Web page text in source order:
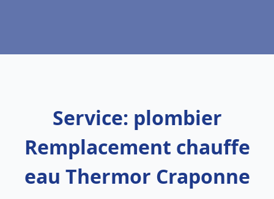
Service: plombier
Remplacement chauffe
eau Thermor Craponne